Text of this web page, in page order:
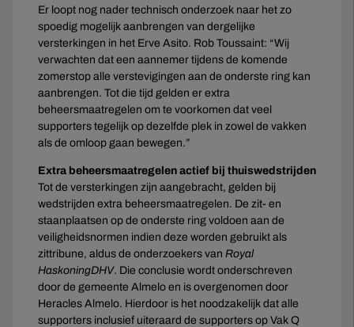
Er loopt nog nader technisch onderzoek naar het zo
spoedig mogelijk aanbrengen van dergelijke
versterkingen in het Erve Asito. Rob Toussaint: “Wij
verwachten dat een aannemer tijdens de komende
zomerstop alle verstevigingen aan de onderste ring kan
aanbrengen. Tot die tijd gelden er extra
beheersmaatregelen om te voorkomen dat veel
supporters tegelijk op dezelfde plek in zowel de vakken
als de omloop gaan bewegen.”
Extra beheersmaatregelen actief bij thuiswedstrijden
Tot de versterkingen zijn aangebracht, gelden bij
wedstrijden extra beheersmaatregelen. De zit- en
staanplaatsen op de onderste ring voldoen aan de
veiligheidsnormen indien deze worden gebruikt als
zittribune, aldus de onderzoekers van Royal
HaskoningDHV. Die conclusie wordt onderschreven
door de gemeente Almelo en is overgenomen door
Heracles Almelo. Hierdoor is het noodzakelijk dat alle
supporters inclusief uiteraard de supporters op Vak Q